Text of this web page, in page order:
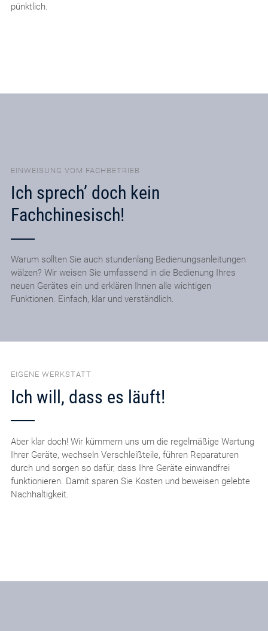
pünktlich.
EINWEISUNG VOM FACHBETRIEB
Ich sprech’ doch kein
Fachchinesisch!
Warum sollten Sie auch stundenlang Bedienungsanleitungen
wälzen? Wir weisen Sie umfassend in die Bedienung Ihres
neuen Gerätes ein und erklären Ihnen alle wichtigen
Funktionen. Einfach, klar und verständlich.
EIGENE WERKSTATT
Ich will, dass es läuft!
Aber klar doch! Wir kümmern uns um die regelmäßige Wartung
Ihrer Geräte, wechseln Verschleißteile, führen Reparaturen
durch und sorgen so dafür, dass Ihre Geräte einwandfrei
funktionieren. Damit sparen Sie Kosten und beweisen gelebte
Nachhaltigkeit.